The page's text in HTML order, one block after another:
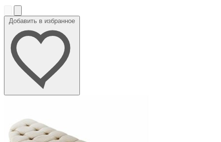
Добавить в избранное